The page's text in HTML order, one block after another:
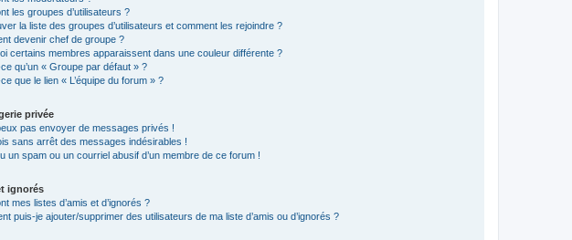
les groupes d’utilisateurs ?
la liste des groupes d’utilisateurs et comment les rejoindre ?
devenir chef de groupe ?
certains membres apparaissent dans une couleur différente ?
ce qu’un « Groupe par défaut » ?
que le lien « L’équipe du forum » ?
privée
pas envoyer de messages privés !
sans arrêt des messages indésirables !
un spam ou un courriel abusif d’un membre de ce forum !
ignorés
mes listes d’amis et d’ignorés ?
puis-je ajouter/supprimer des utilisateurs de ma liste d’amis ou d’ignorés ?